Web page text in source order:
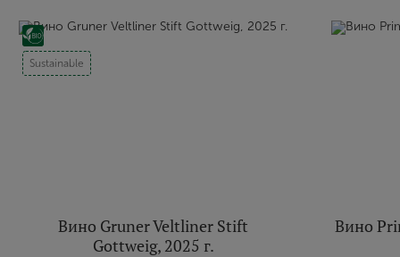
Sustainable
Вино Gruner Veltliner Stift
Gottweig, 2025 г.
Вино